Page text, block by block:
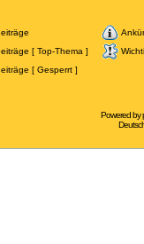
[ Top-Thema ]
[ Gesperrt ]
Powered by